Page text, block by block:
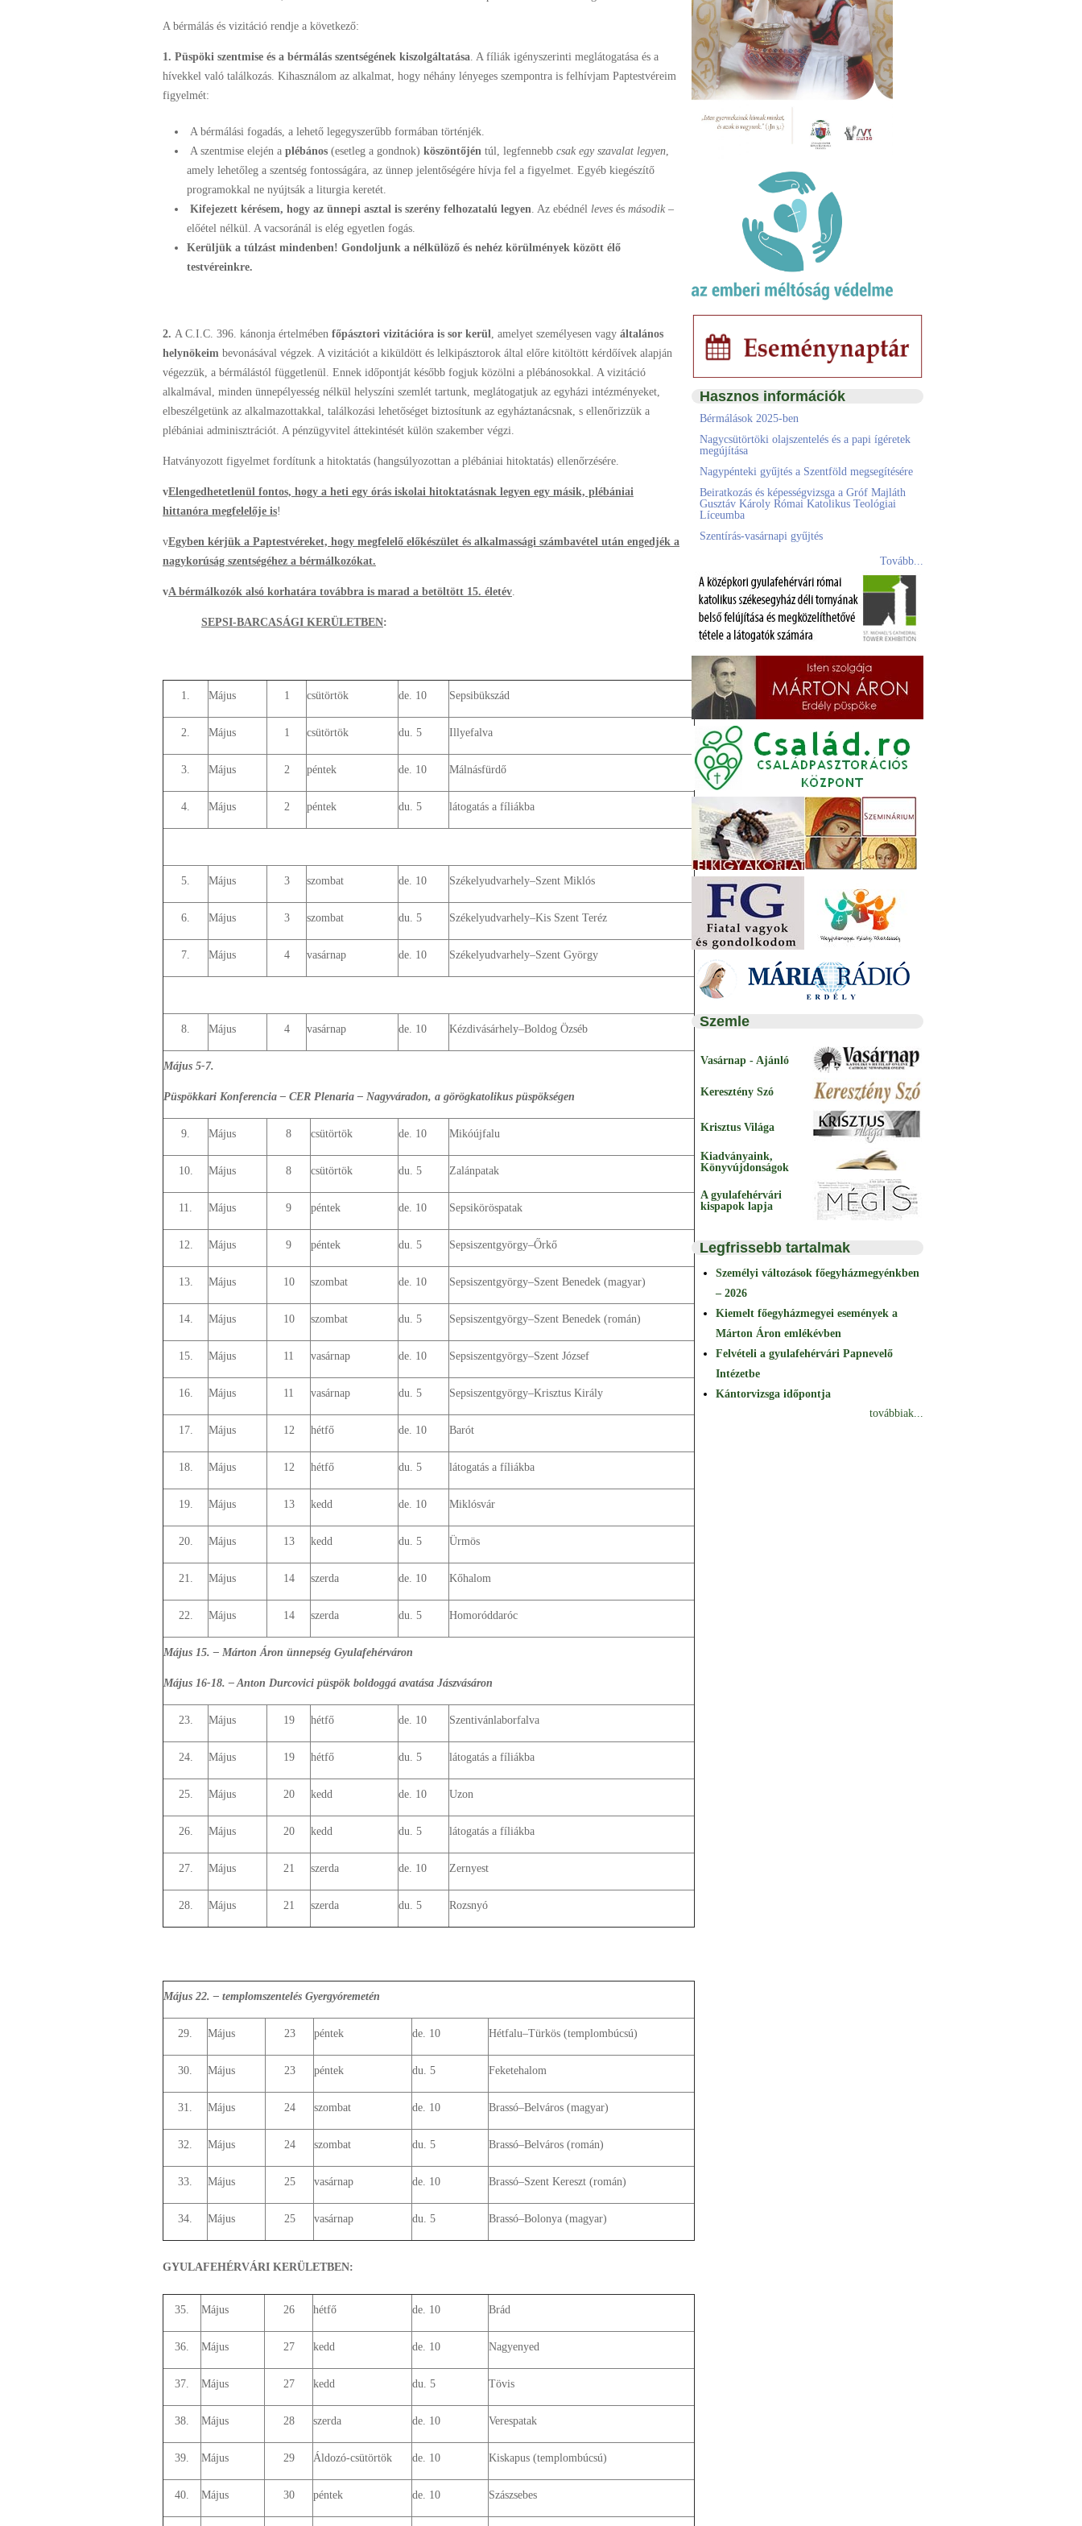
A bérmálás és vizitáció rendje a következő:
1. Püspöki szentmise és a bérmálás szentségének kiszolgáltatása. A fíliák igényszerinti meglátogatása és a
hívekkel való találkozás. Kihasználom az alkalmat, hogy néhány lényeges szempontra is felhívjam Paptestvéreim
figyelmét:
A bérmálási fogadás, a lehető legegyszerűbb formában történjék.
A szentmise elején a plébános (esetleg a gondnok) köszöntőjén túl, legfennebb csak egy szavalat legyen,
amely lehetőleg a szentség fontosságára, az ünnep jelentőségére hívja fel a figyelmet. Egyéb kiegészítő
programokkal ne nyújtsák a liturgia keretét.
Kifejezett kérésem, hogy az ünnepi asztal is szerény felhozatalú legyen. Az ebédnél leves és második –
előétel nélkül. A vacsoránál is elég egyetlen fogás.
Kerüljük a túlzást mindenben! Gondoljunk a nélkülöző és nehéz körülmények között élő
testvéreinkre.
2. A C.I.C. 396. kánonja értelmében főpásztori vizitációra is sor kerül, amelyet személyesen vagy általános
helynökeim bevonásával végzek. A vizitációt a kiküldött és lelkipásztorok által előre kitöltött kérdőívek alapján
végezzük, a bérmálástól függetlenül. Ennek időpontját később fogjuk közölni a plébánosokkal. A vizitáció
alkalmával, minden ünnepélyesség nélkül helyszíni szemlét tartunk, meglátogatjuk az egyházi intézményeket,
elbeszélgetünk az alkalmazottakkal, találkozási lehetőséget biztosítunk az egyháztanácsnak, s ellenőrizzük a
plébániai adminisztrációt. A pénzügyvitel áttekintését külön szakember végzi.
Hatványozott figyelmet fordítunk a hitoktatás (hangsúlyozottan a plébániai hitoktatás) ellenőrzésére.
vElengedhetetlenül fontos, hogy a heti egy órás iskolai hitoktatásnak legyen egy másik, plébániai
hittanóra megfelelője is!
vEgyben kérjük a Paptestvéreket, hogy megfelelő előkészület és alkalmassági számbavétel után engedjék a
nagykorúság szentségéhez a bérmálkozókat.
vA bérmálkozók alsó korhatára továbbra is marad a betöltött 15. életév.
SEPSI-BARCASÁGI KERÜLETBEN:
1. Május 1 csütörtök de. 10 Sepsibükszád
2. Május 1 csütörtök du. 5 Illyefalva
3. Május 2 péntek de. 10 Málnásfürdő
4. Május 2 péntek du. 5 látogatás a fíliákba
5. Május 3 szombat de. 10 Székelyudvarhely–Szent Miklós
6. Május 3 szombat du. 5 Székelyudvarhely–Kis Szent Teréz
7. Május 4 vasárnap de. 10 Székelyudvarhely–Szent György
8. Május 4 vasárnap de. 10 Kézdivásárhely–Boldog Özséb
Május 5-7.
Püspökkari Konferencia – CER Plenaria – Nagyváradon, a görögkatolikus püspökségen
9. Május 8 csütörtök de. 10 Mikóújfalu
10. Május 8 csütörtök du. 5 Zalánpatak
11. Május 9 péntek de. 10 Sepsiköröspatak
12. Május 9 péntek du. 5 Sepsiszentgyörgy–Őrkő
13. Május 10 szombat de. 10 Sepsiszentgyörgy–Szent Benedek (magyar)
14. Május 10 szombat du. 5 Sepsiszentgyörgy–Szent Benedek (román)
15. Május 11 vasárnap de. 10 Sepsiszentgyörgy–Szent József
16. Május 11 vasárnap du. 5 Sepsiszentgyörgy–Krisztus Király
17. Május 12 hétfő de. 10 Barót
18. Május 12 hétfő du. 5 látogatás a fíliákba
19. Május 13 kedd de. 10 Miklósvár
20. Május 13 kedd du. 5 Ürmös
21. Május 14 szerda de. 10 Kőhalom
22. Május 14 szerda du. 5 Homoróddaróc
Május 15. – Márton Áron ünnepség Gyulafehérváron
Május 16-18. – Anton Durcovici püspök boldoggá avatása Jászvásáron
23. Május 19 hétfő de. 10 Szentivánlaborfalva
24. Május 19 hétfő du. 5 látogatás a fíliákba
25. Május 20 kedd de. 10 Uzon
26. Május 20 kedd du. 5 látogatás a fíliákba
27. Május 21 szerda de. 10 Zernyest
28. Május 21 szerda du. 5 Rozsnyó
Május 22. – templomszentelés Gyergyóremetén
29. Május 23 péntek de. 10 Hétfalu–Türkös (templombúcsú)
30. Május 23 péntek du. 5 Feketehalom
31. Május 24 szombat de. 10 Brassó–Belváros (magyar)
32. Május 24 szombat du. 5 Brassó–Belváros (román)
33. Május 25 vasárnap de. 10 Brassó–Szent Kereszt (román)
34. Május 25 vasárnap du. 5 Brassó–Bolonya (magyar)
GYULAFEHÉRVÁRI KERÜLETBEN:
35. Május 26 hétfő de. 10 Brád
36. Május 27 kedd de. 10 Nagyenyed
37. Május 27 kedd du. 5 Tövis
38. Május 28 szerda de. 10 Verespatak
39. Május 29 Áldozó-csütörtök de. 10 Kiskapus (templombúcsú)
40. Május 30 péntek de. 10 Szászsebes
Hasznos információk
Bérmálások 2025-ben
Nagycsütörtöki olajszentelés és a papi ígéretek
megújítása
Nagypénteki gyűjtés a Szentföld megsegítésére
Beiratkozás és képességvizsga a Gróf Majláth
Gusztáv Károly Római Katolikus Teológiai
Líceumba
Szentírás-vasárnapi gyűjtés
Tovább...
Szemle
Vasárnap - Ajánló
Keresztény Szó
Krisztus Világa
Kiadványaink,
Könyvújdonságok
A gyulafehérvári
kispapok lapja
Legfrissebb tartalmak
Személyi változások főegyházmegyénkben
– 2026
Kiemelt főegyházmegyei események a
Márton Áron emlékévben
Felvételi a gyulafehérvári Papnevelő
Intézetbe
Kántorvizsga időpontja
továbbiak...